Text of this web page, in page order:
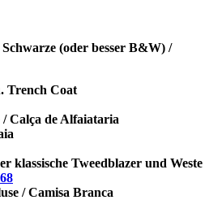
(oder besser B&W) /
Trench Coat
/ Calça de Alfaiataria
klassische Tweedblazer und Weste
/ Camisa Branca